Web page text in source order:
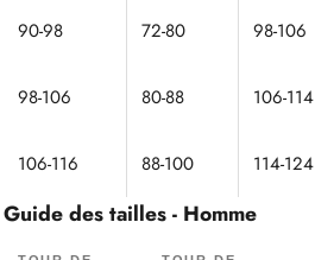
90-98 72-80 98-106
98-106 80-88 106-114
106-116 88-100 114-124
Guide des tailles - Homme